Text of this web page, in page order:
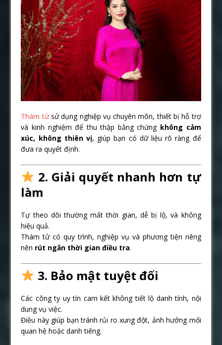
Thám tửsử dụng nghiệp vụ chuyên môn, thiết bị hỗ trợ
và kinh nghiệm để thu thập bằng chứng không cảm
xúc, không thiên vị, giúp bạn có dữ liệu rõ ràng để
đưa ra quyết định.
2. Giải quyết nhanh hơn tự
làm
Tự theo dõi thường mất thời gian, dễ bị lộ, và không
hiệu quả.
Thám tử có quy trình, nghiệp vụ và phương tiện riêng
nên rút ngắn thời gian điều tra.
3. Bảo mật tuyệt đối
Các công ty uy tín cam kết không tiết lộ danh tính, nội
dung vụ việc.
Điều này giúp bạn tránh rủi ro xung đột, ảnh hưởng mối
quan hệ hoặc danh tiếng.